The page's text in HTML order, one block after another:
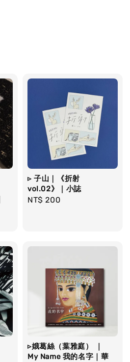
▹ 子山｜《折射
vol.02》｜小誌
Regular
NT$ 200
▹娥葛絲（葉雅庭） ｜
My Name 我的名字｜華